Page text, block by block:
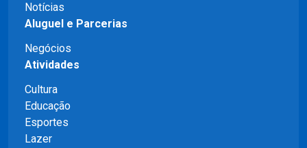
Notícias
Aluguel e Parcerias
Negócios
Atividades
Cultura
Educação
Esportes
Lazer